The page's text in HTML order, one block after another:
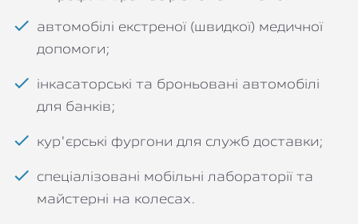
автомобілі екстреної (швидкої) медичної
допомоги;
інкасаторські та броньовані автомобілі
для банків;
кур'єрські фургони для служб доставки;
спеціалізовані мобільні лабораторії та
майстерні на колесах.